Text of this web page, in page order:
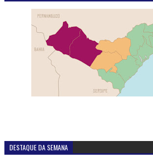
DESTAQUE DA SEMANA